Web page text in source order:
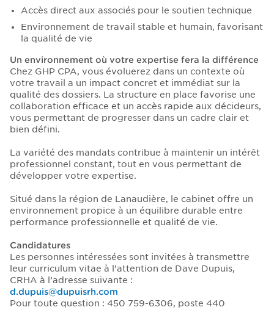
Accès direct aux associés pour le soutien technique
Environnement de travail stable et humain, favorisant
la qualité de vie
Un environnement où votre expertise fera la différence
Chez GHP CPA, vous évoluerez dans un contexte où
votre travail a un impact concret et immédiat sur la
qualité des dossiers. La structure en place favorise une
collaboration efficace et un accès rapide aux décideurs,
vous permettant de progresser dans un cadre clair et
bien défini.
La variété des mandats contribue à maintenir un intérêt
professionnel constant, tout en vous permettant de
développer votre expertise.
Situé dans la région de Lanaudière, le cabinet offre un
environnement propice à un équilibre durable entre
performance professionnelle et qualité de vie.
Candidatures
Les personnes intéressées sont invitées à transmettre
leur curriculum vitae à l’attention de Dave Dupuis,
CRHA à l’adresse suivante :
d.dupuis@dupuisrh.com
Pour toute question : 450 759-6306, poste 440